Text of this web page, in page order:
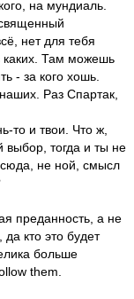
на мундиаль.
нет для тебя
каких. Там можешь
- за кого хошь.
Раз Спартак,
то и твои. Что ж,
выбор, тогда и ты не
не ной, смысл
преданность, а не
да кто это будет
больше
them.